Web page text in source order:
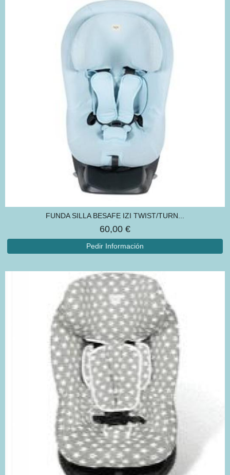
FUNDA SILLA BESAFE IZI TWIST/TURN...
60,00 €
Pedir Información